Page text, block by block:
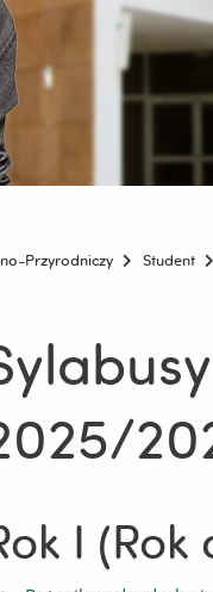
Przyrodniczy Student
I